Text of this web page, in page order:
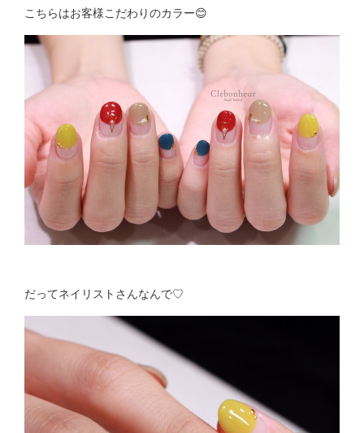
こちらはお客様こだわりのカラー😊
だってネイリストさんなんで♡